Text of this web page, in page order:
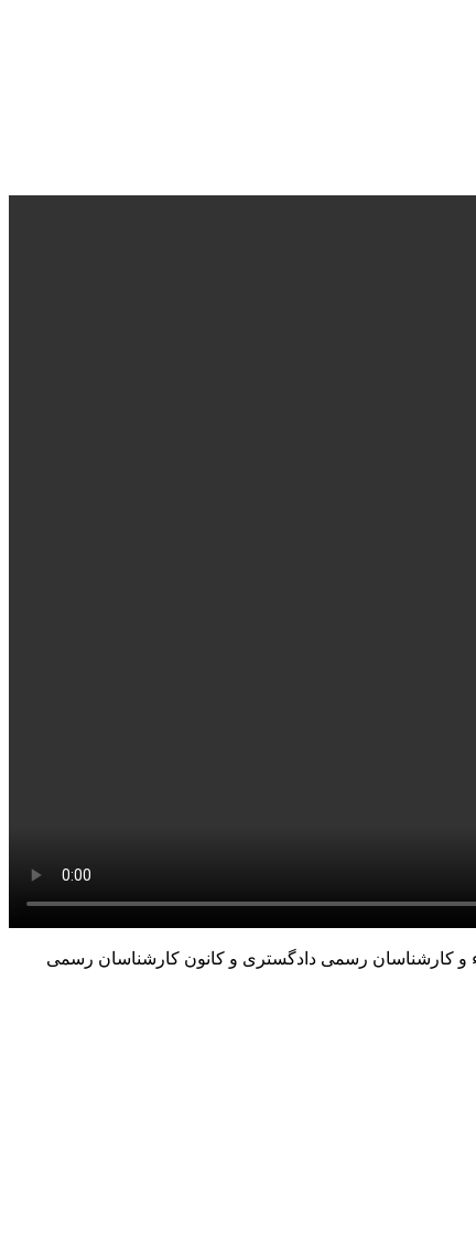
و کارشناسان رسمی دادگستری و کانون کارشناسان رسمی